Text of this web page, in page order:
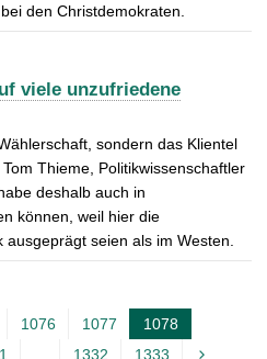
den Christdemokraten.
viele unzufriedene
sondern das Klientel
Thieme, Politikwissenschaftler
deshalb auch in
können, weil hier die
seien als im Westen.
1076 1077 1078A
1332 1333